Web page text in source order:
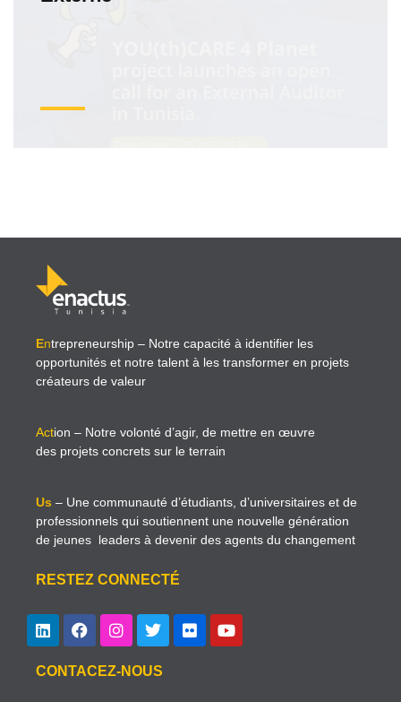
Entrepreneurship – Notre capacité à identifier les
opportunités et notre talent à les transformer en projets
créateurs de valeur
Action – Notre volonté d’agir, de mettre en œuvre
des projets concrets sur le terrain
Us – Une communauté d’étudiants, d’universitaires et de
professionnels qui soutiennent une nouvelle génération
de jeunes leaders à devenir des agents du changement
RESTEZ CONNECTÉ
CONTACEZ-NOUS